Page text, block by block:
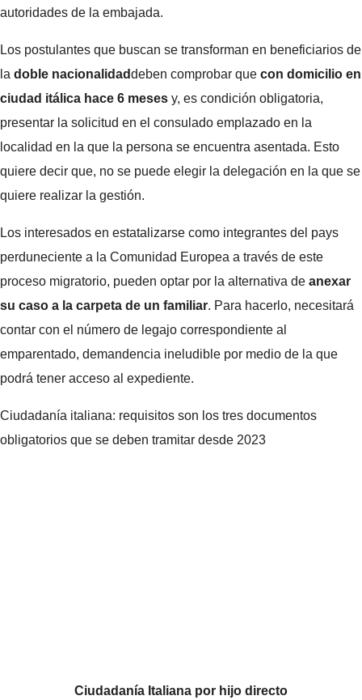
autoridades de la embajada.
Los postulantes que buscan se transforman en beneficiarios de
la doble nacionalidaddeben comprobar que con domicilio en
ciudad itálica hace 6 meses y, es condición obligatoria,
presentar la solicitud en el consulado emplazado en la
localidad en la que la persona se encuentra asentada. Esto
quiere decir que, no se puede elegir la delegación en la que se
quiere realizar la gestión.
Los interesados ​​en estatalizarse como integrantes del pays
perduneciente a la Comunidad Europea a través de este
proceso migratorio, pueden optar por la alternativa de anexar
su caso a la carpeta de un familiar. Para hacerlo, necesitará
contar con el número de legajo correspondiente al
emparentado, demandencia ineludible por medio de la que
podrá tener acceso al expediente.
Ciudadanía italiana: requisitos son los tres documentos
obligatorios que se deben tramitar desde 2023
Ciudadanía Italiana por hijo directo